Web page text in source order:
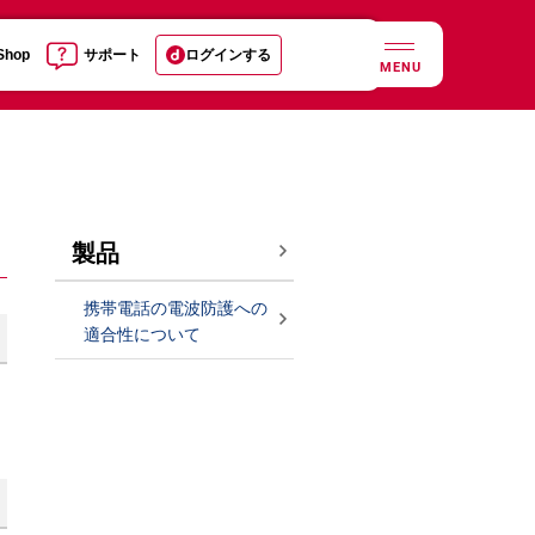
サポート ログインする
MENU
製品
携帯電話の電波防護への
適合性について